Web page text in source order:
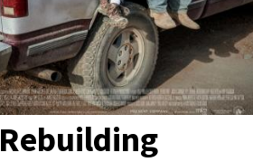
Rebuilding